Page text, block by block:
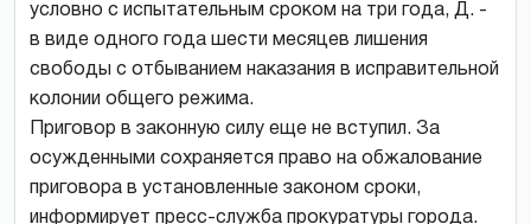
условно с испытательным сроком на три года, Д. -
в виде одного года шести месяцев лишения
свободы с отбыванием наказания в исправительной
колонии общего режима.
Приговор в законную силу еще не вступил. За
осужденными сохраняется право на обжалование
приговора в установленные законом сроки,
информирует пресс-служба прокуратуры города.